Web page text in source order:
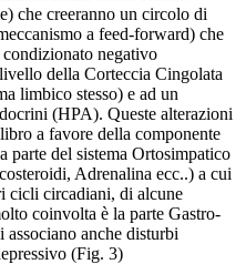
che creeranno un circolo di
a feed-forward) che
negativo
della Corteccia Cingolata
limbico stesso) e ad un
(HPA). Queste alterazioni
a favore della componente
parte del sistema Ortosimpatico
Adrenalina ecc..) a cui
cicli circadiani, di alcune
coinvolta è la parte Gastro-
anche disturbi
(Fig. 3)